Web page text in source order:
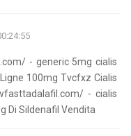
- generic 5mg cialis
100mg Tvcfxz Cialis
- cialis
Di Sildenafil Vendita